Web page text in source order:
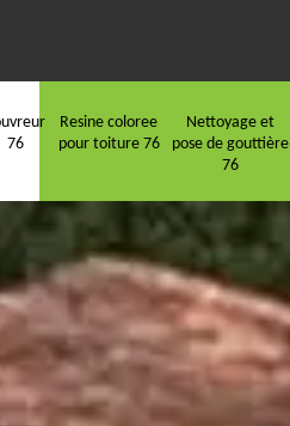
76
Resine coloree
pour toiture 76
Nettoyage et
pose de gouttière
76